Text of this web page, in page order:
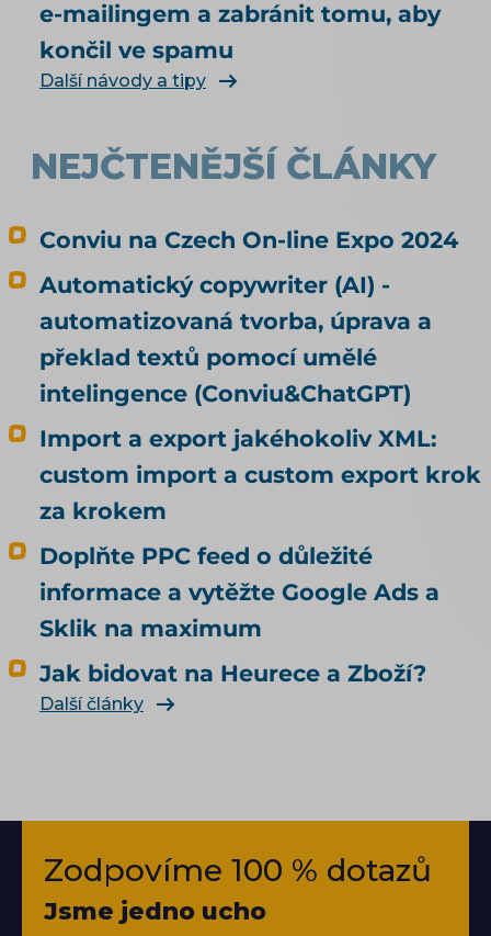
e-mailingem a zabránit tomu, aby
končil ve spamu
Další návody a tipy
NEJČTENĚJŠÍ ČLÁNKY
Conviu na Czech On-line Expo 2024
Automatický copywriter (AI) -
automatizovaná tvorba, úprava a
překlad textů pomocí umělé
intelingence (Conviu&ChatGPT)
Import a export jakéhokoliv XML:
custom import a custom export krok
za krokem
Doplňte PPC feed o důležité
informace a vytěžte Google Ads a
Sklik na maximum
Jak bidovat na Heurece a Zboží?
Další články
Zodpovíme 100 % dotazů
Jsme jedno ucho